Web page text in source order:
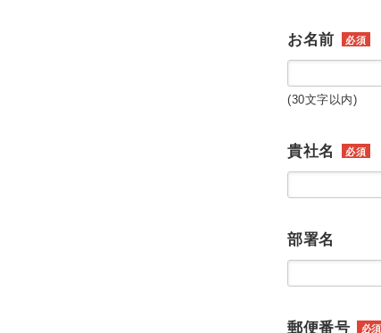
お名前 必須
(30文字以内)
貴社名 必須
部署名
郵便番号 必須